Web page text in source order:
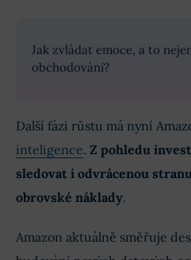
Jak zvládat emoce, a to
obchodování?
Další fázi růstu má nyní
inteligence. Z pohledu
sledovat i odvrácenou
obrovské náklady.
Amazon aktuálně směřuje